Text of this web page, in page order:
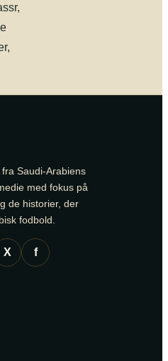
Saudi-Arabiens
med fokus på
de historier, der
fodbold.
X f